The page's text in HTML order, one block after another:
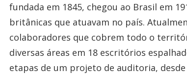
fundada em 1845, chegou ao Brasil em
britânicas que atuavam no país.
colaboradores que cobrem todo o
diversas áreas em 18 escritórios
etapas de um projeto de auditoria,